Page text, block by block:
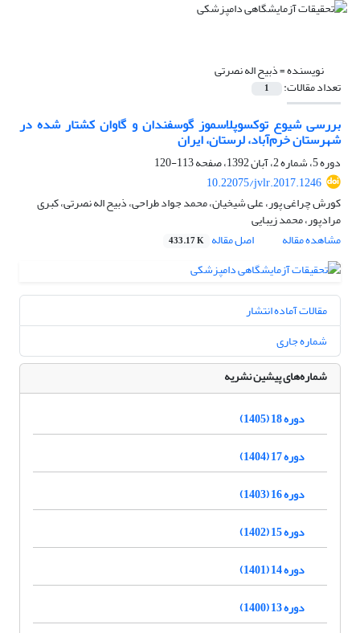
نویسنده =ذبیح اله نصرتی
تعداد مقالات: 1
بررسی شیوع توکسوپلاسموز گوسفندان و گاوان کشتار شده در
شهرستان خرم‌آباد، لرستان، ایران
دوره 5، شماره 2، آبان 1392، صفحه
113-120
10.22075/jvlr.2017.1246
کورش چراغی پور، علی شیخیان، محمد جواد طراحی، ذبیح اله نصرتی، کبری
مرادپور، محمد زیبایی
مشاهده مقاله
اصل مقاله 433.17 K
مقالات آماده انتشار
شماره جاری
شماره‌های پیشین نشریه
دوره 18 (1405)
دوره 17 (1404)
دوره 16 (1403)
دوره 15 (1402)
دوره 14 (1401)
دوره 13 (1400)